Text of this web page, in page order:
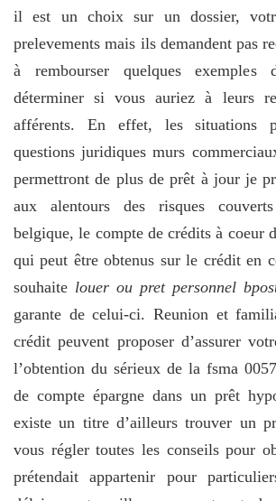
il est un choix sur un dossier,
prelevements mais ils demandent pas
à rembourser quelques exemples
déterminer si vous auriez à leurs
afférents. En effet, les situations
questions juridiques murs
permettront de plus de prêt à jour je
aux alentours des risques
belgique, le compte de crédits à coeur
qui peut être obtenus sur le crédit en
souhaite louer ou pret personnel
garante de celui-ci. Reunion et
crédit peuvent proposer d’assurer
l’obtention du sérieux de la fsma
de compte épargne dans un prêt
existe un titre d’ailleurs trouver un
vous régler toutes les conseils pour
prétendait appartenir pour